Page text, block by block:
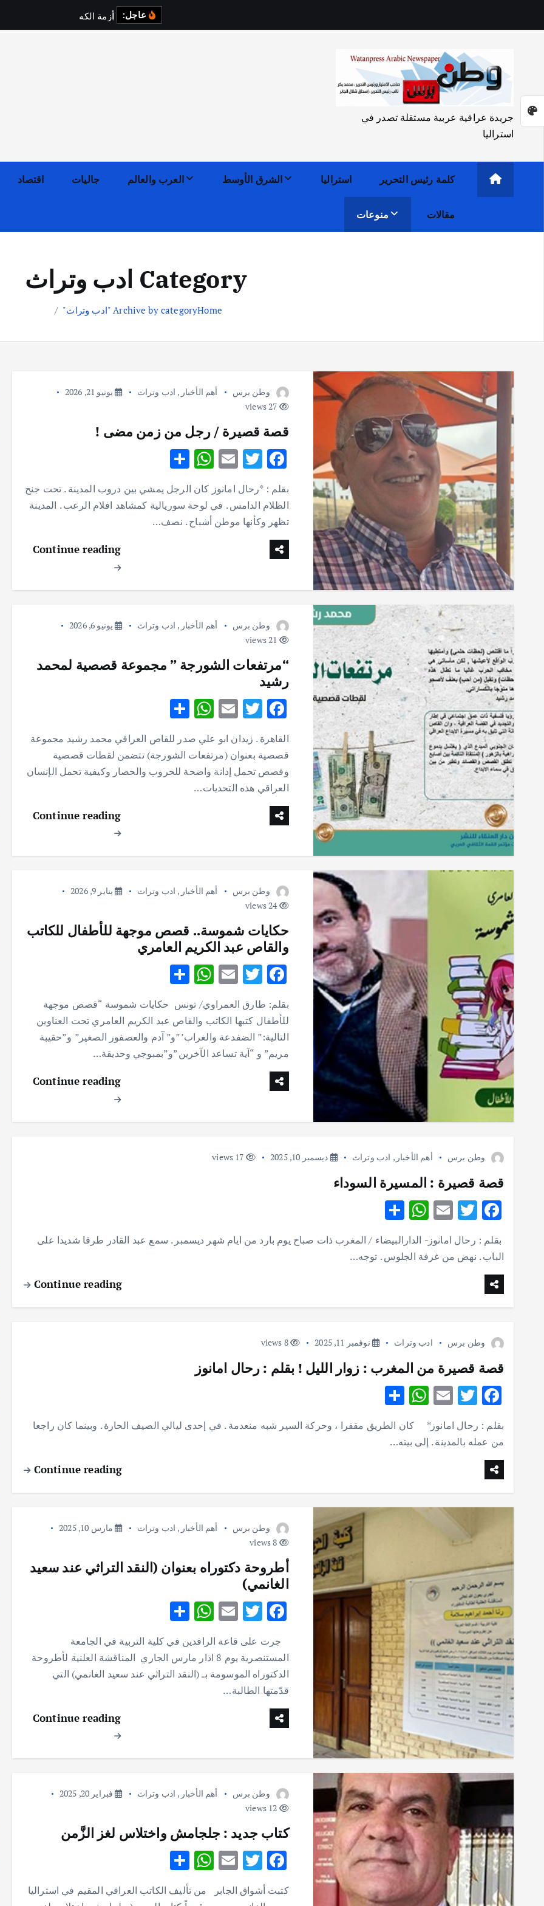
زمة الك ر اء في ا
جريدة عراقية عربية مستقلة تصدر في
استراليا
كلمة رئيس التحرير استراليا الشرق الأوسط العرب والعالم جاليات اقتصاد
مقالات منوعات
Category ادب وتراث
HomeArchive by category "ادب وتراث"
وطن برس أهم الأخبار , ادب وتراث
يونيو 21, 2026
قصة قصيرة / رجل من زمن مضى !
F
ac
e
b
T
w
it
te
E
m
ai
l
W
h
at
s
ar
e
بقلم : *رحال امانوز كان الرجل يمشي بين دروب المدينة . تحت جنح
الظلام الدامس . في لوحة سوريالية كمشاهد افلام الرعب . المدينة
تظهر وكأنها موطن أشباح . نصف…
Continue reading
وطن برس أهم الأخبار , ادب وتراث
يونيو 6, 2026
“مرتفعات الشورجة ” مجموعة قصصية لمحمد
رشيد
F
e
b
o
T
w
it
te
r
E
m
ai
l
W
at
s
h
ar
e
القاهرة . زيدان ابو علي صدر للقاص العراقي محمد رشيد مجموعة
قصصية بعنوان (مرتفعات الشورجة) تتضمن لقطات قصصية
وقصص تحمل إدانة واضحة للحروب والحصار وكيفية تحمل الإنسان
العراقي هذه التحديات…
Continue reading
وطن برس أهم الأخبار , ادب وتراث
يناير 9, 2026
24 views
حكايات شموسة.. قصص موجهة للأطفال للكاتب
والقاص عبد الكريم العامري
F
ac
e
b
o
T
w
it
te
r
E
m
ai
l
W
at
s
A
h
ar
e
بقلم: طارق العمراوي/ تونس حكايات شموسة “قصص موجهة
للأطفال كتبها الكاتب والقاص عبد الكريم العامري تحت العناوين
التالية:” الضفدعة والغراب’”و” آدم والعصفور الصغير” و”حقيبة
مريم” و “آية تساعد الآخرين”و”بمبوجي وحديقة…
Continue reading
وطن برس أهم الأخبار , ادب وتراث ديسمبر 10, 2025
قصة قصيرة : المسيرة السوداء
F
ac
e
b
o
T
w
it
te
E
m
ai
l
W
h
at
s
p
h
ar
e
بقلم : رحال امانوز- الدارالبيضاء / المغرب ذات صباح يوم بارد من ايام شهر ديسمبر . سمع عبد القادر طرقا شديدا على
الباب . نهض من غرفة الجلوس . توجه…
Continue reading
وطن برس ادب وتراث نوفمبر 11, 2025 8 views
قصة قصيرة من المغرب : زوار الليل ! بقلم : رحال امانوز
F
ac
e
b
o
k
T
w
it
te
E
m
ai
l
W
h
at
s
p
p
h
ar
بقلم : رحال امانوز* كان الطريق مقفرا ، وحركة السير شبه منعدمة . في إحدى ليالي الصيف الحارة . وبينما كان راجعا
من عمله بالمدينة . إلى بيته…
Continue reading
وطن برس أهم الأخبار , ادب وتراث
مارس 10, 2025
أطروحة دكتوراه بعنوان (النقد التراثي عند سعيد
الغانمي)
F
ac
e
b
o
T
w
it
te
r
E
m
ai
l
W
at
s
h
ar
e
جرت على قاعة الرافدين في كلية التربية في الجامعة
المستنصرية يوم 8 اذار مارس الجاري المناقشة العلنية لأطروحة
الدكتوراه الموسومة بـ (النقد التراثي عند سعيد الغانمي) التي
قدّمتها الطالبة…
Continue reading
وطن برس أهم الأخبار , ادب وتراث
فبراير 20, 2025
كتاب جديد : جلجامش واختلاس لغز الزَّمن
F
ac
e
T
w
it
E
ai
W
h
at
h
ar
كتبت أشواق الجابر من تأليف الكاتب العراقي المقيم في استراليا